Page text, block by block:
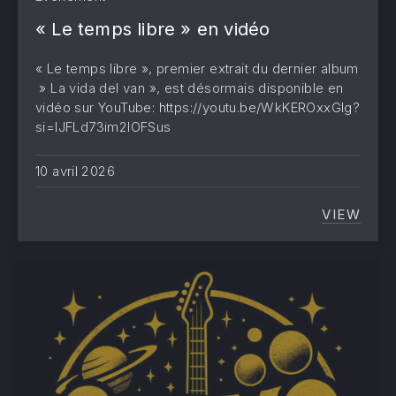
« Le temps libre » en vidéo
« Le temps libre », premier extrait du dernier album
» La vida del van », est désormais disponible en
vidéo sur YouTube: https://youtu.be/WkKEROxxGIg?
si=lJFLd73im2lOFSus
10 avril 2026
VIEW
« LE